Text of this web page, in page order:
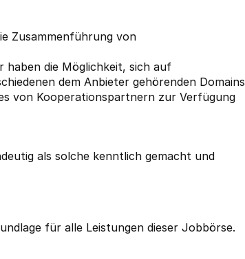
Zusammenführung von
haben die Möglichkeit, sich auf
dem Anbieter gehörenden Domains
von Kooperationspartnern zur Verfügung
als solche kenntlich gemacht und
für alle Leistungen dieser Jobbörse.